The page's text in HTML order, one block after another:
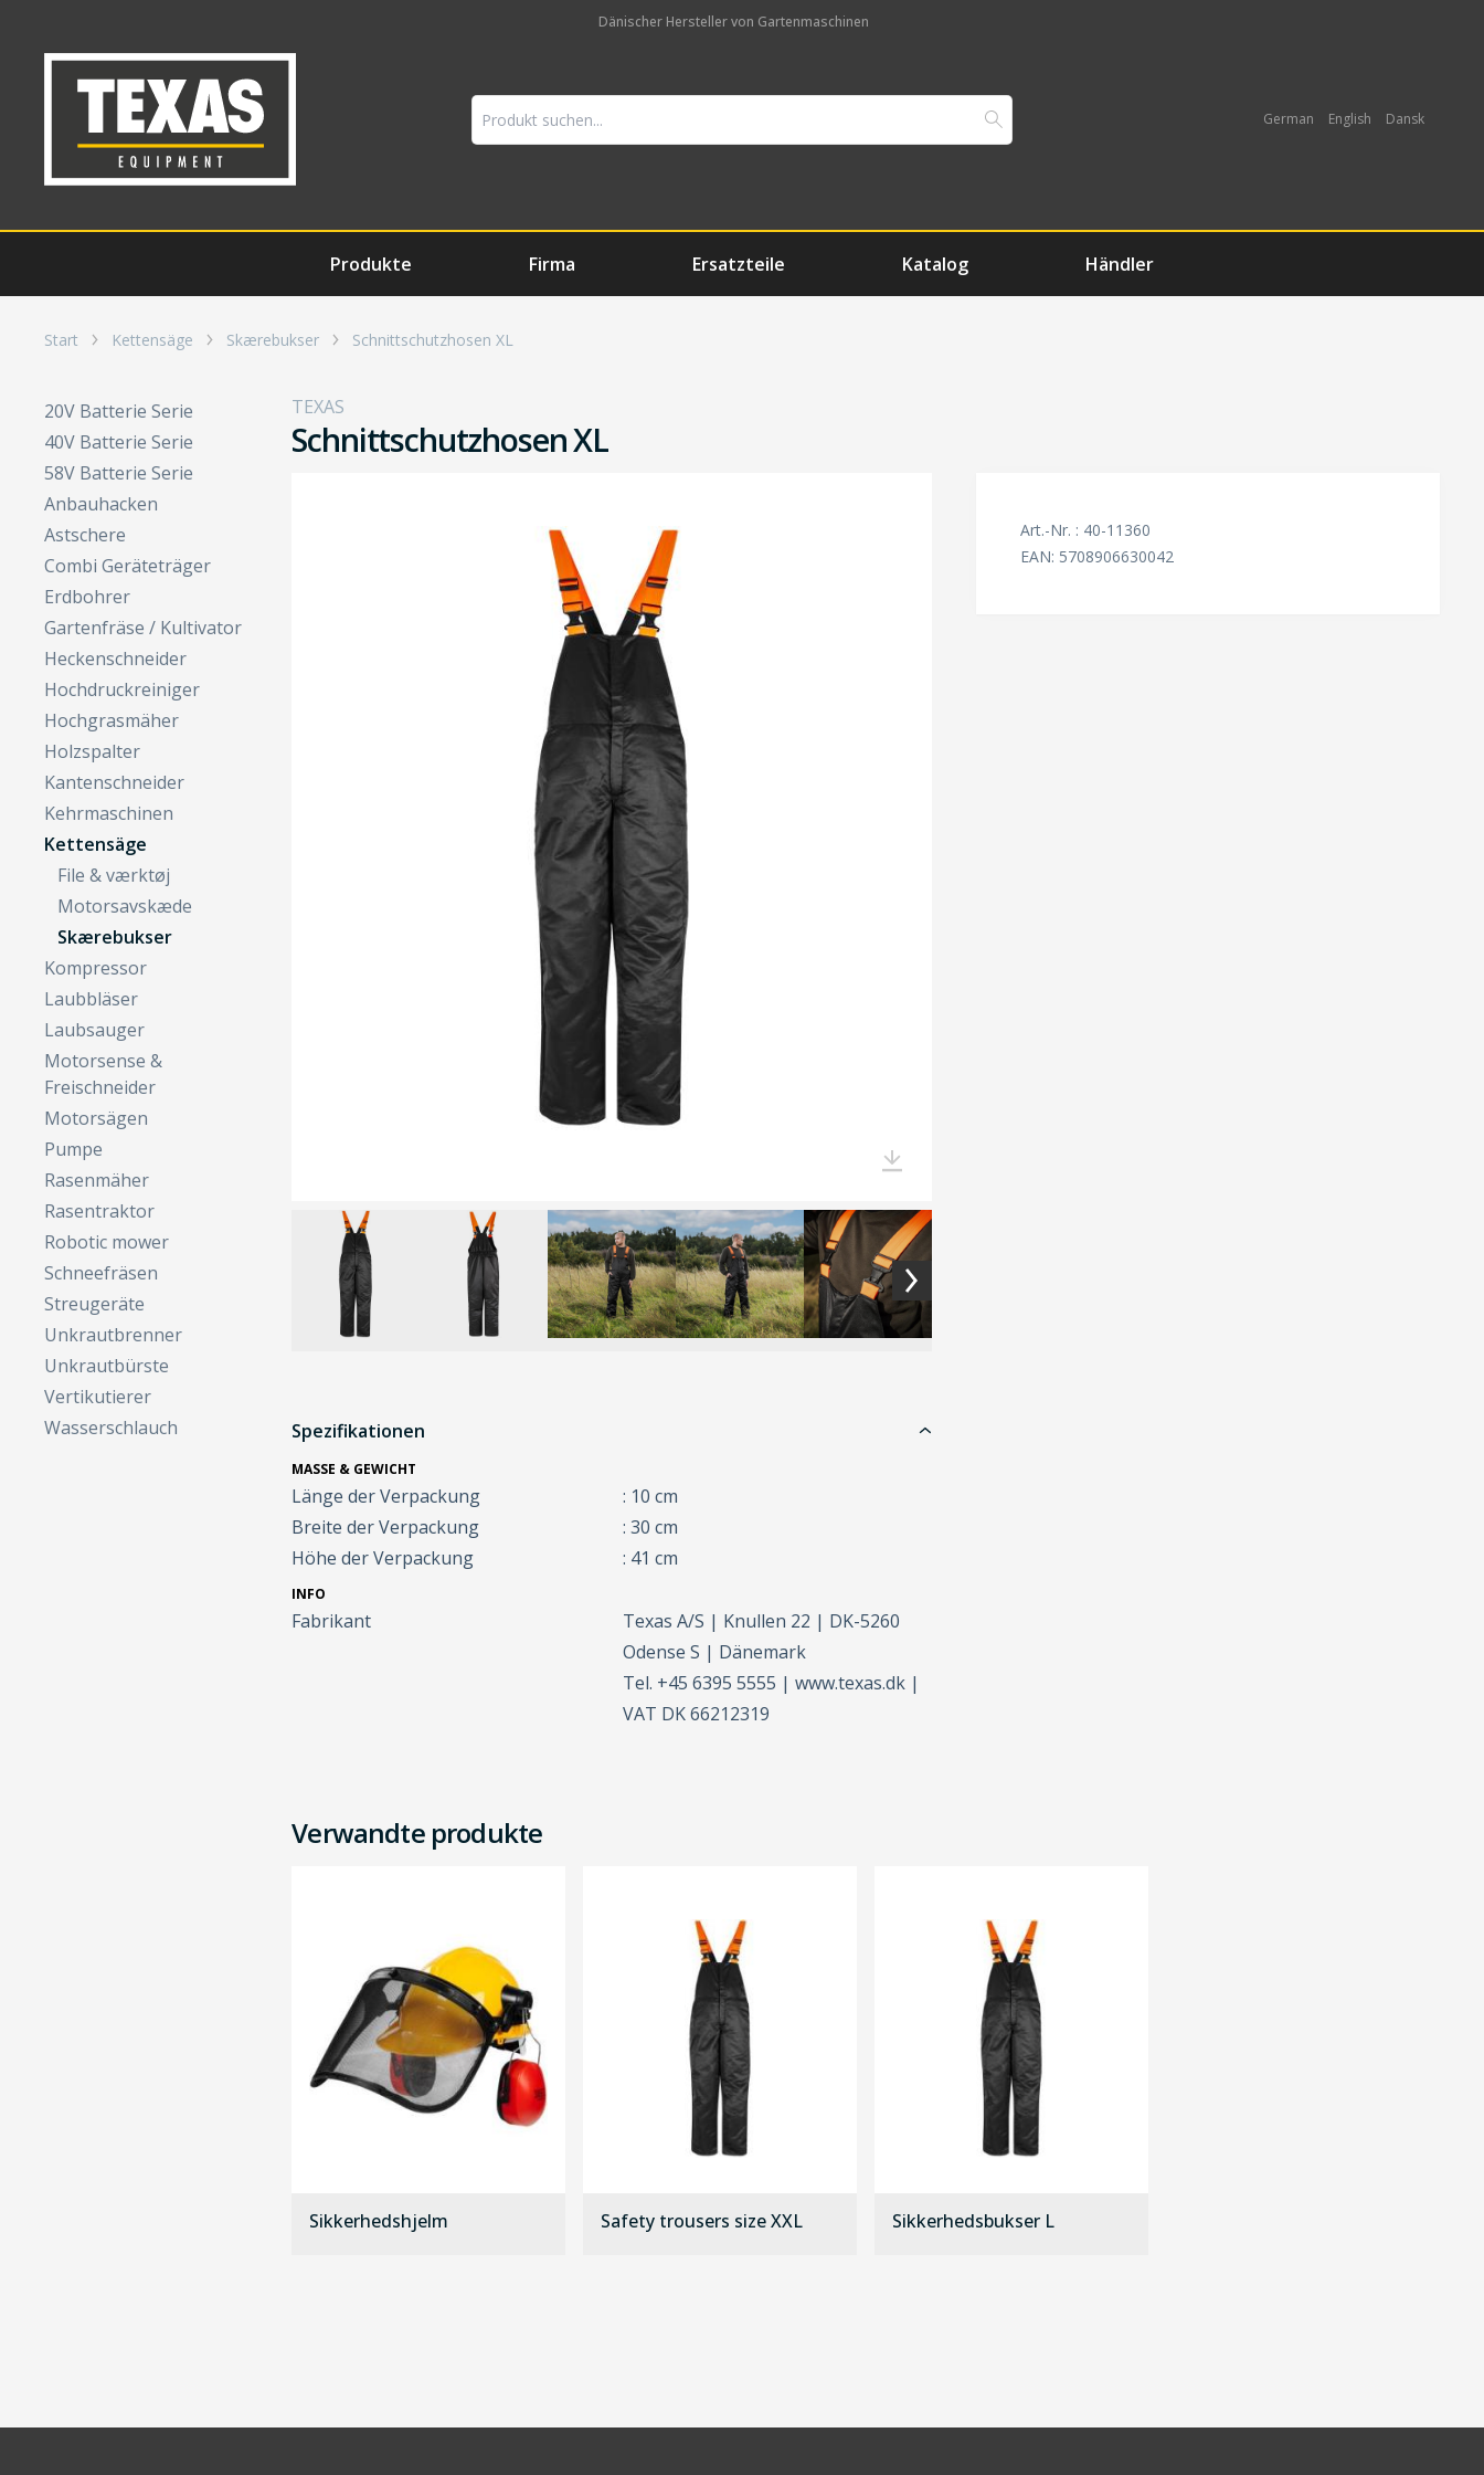
Dänischer Hersteller von Gartenmaschinen
German English Dansk
Produkte Firma Ersatzteile Katalog Händler
Start Kettensäge Skærebukser Schnittschutzhosen XL
20V Batterie Serie
40V Batterie Serie
58V Batterie Serie
Anbauhacken
Astschere
Combi Geräteträger
Erdbohrer
Gartenfräse / Kultivator
Heckenschneider
Hochdruckreiniger
Hochgrasmäher
Holzspalter
Kantenschneider
Kehrmaschinen
Kettensäge
File & værktøj
Motorsavskæde
Skærebukser
Kompressor
Laubbläser
Laubsauger
Motorsense &
Freischneider
Motorsägen
Pumpe
Rasenmäher
Rasentraktor
Robotic mower
Schneefräsen
Streugeräte
Unkrautbrenner
Unkrautbürste
Vertikutierer
Wasserschlauch
TEXAS
Schnittschutzhosen XL
Spezifikationen
MASSE & GEWICHT
Länge der Verpackung
: 10 cm
Breite der Verpackung
: 30 cm
Höhe der Verpackung
: 41 cm
INFO
Fabrikant
Texas A/S | Knullen 22 | DK-5260
Odense S | Dänemark
Tel. +45 6395 5555 | www.texas.dk |
VAT DK 66212319
Art.-Nr. : 40-11360
EAN: 5708906630042
Verwandte produkte
Sikkerhedshjelm Safety trousers size XXL Sikkerhedsbukser L